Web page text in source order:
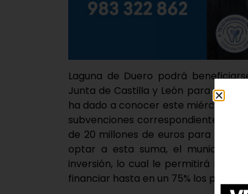
Laguna de Duero podrá
Junta de Castilla y León para
ha dado a conocer este miércoles,
subvenciones correspondientes al
de 20 millones de euros para las
optar a esta suma, el municipio
inversión, lo cual le permitirá
financiar hasta en un 75% los